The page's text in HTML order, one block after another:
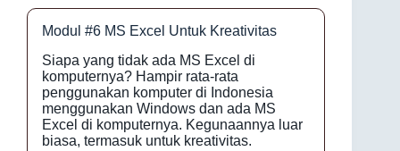
Modul #6 MS Excel Untuk Kreativitas
Siapa yang tidak ada MS Excel di
komputernya? Hampir rata-rata
penggunakan komputer di Indonesia
menggunakan Windows dan ada MS
Excel di komputernya. Kegunaannya luar
biasa, termasuk untuk kreativitas.